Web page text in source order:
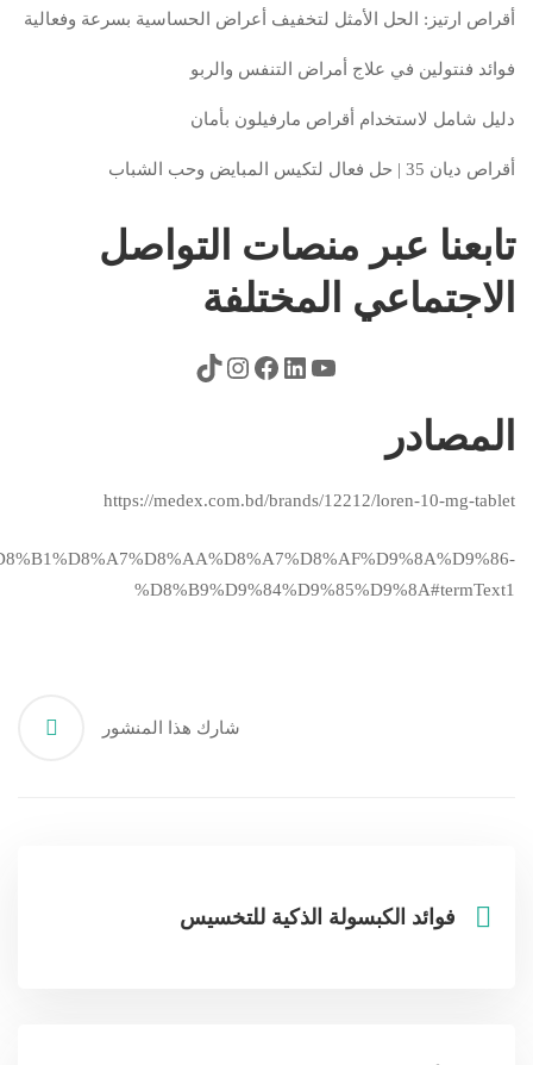
أقراص ارتيز: الحل الأمثل لتخفيف أعراض الحساسية بسرعة وفعالية
فوائد فنتولين في علاج أمراض التنفس والربو
دليل شامل لاستخدام أقراص مارفيلون بأمان
أقراص ديان 35 | حل فعال لتكيس المبايض وحب الشباب
تابعنا عبر منصات التواصل
الاجتماعي المختلفة
المصادر
https://medex.com.bd/brands/12212/loren-10-mg-tablet
%D8%B9%D9%84%D9%85%D9%8A#termText1
شارك هذا المنشور
فوائد الكبسولة الذكية للتخسيس